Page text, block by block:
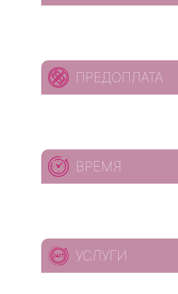
ПРЕДОПЛАТА
ВРЕМЯ
УСЛУГИ